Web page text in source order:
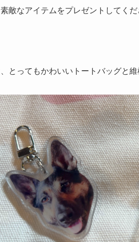
敵なアイテムをプレゼントしてくだ
とってもかわいいトートバッグと